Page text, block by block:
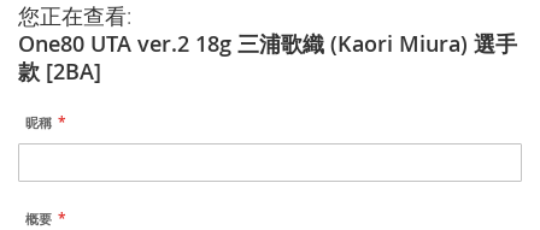
您正在查看:
One80 UTA ver.2 18g 三浦歌織 (Kaori Miura) 選手
款 [2BA]
昵稱
概要